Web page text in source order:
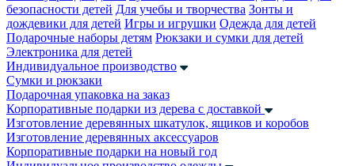
безопасности детей Для учебы и творчества Зонты и
дождевики для детей Игры и игрушки Одежда для детей
Подарочные наборы детям Рюкзаки и сумки для детей
Электроника для детей
Индивидуальное производство
Сумки и рюкзаки
Подарочная упаковка на заказ
Корпоративные подарки из дерева с доставкой
Изготовление деревянных шкатулок, ящиков и коробов
Изготовление деревянных аксессуаров
Корпоративные подарки на новый год